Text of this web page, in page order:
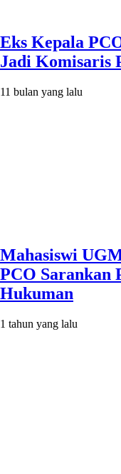
Eks Kepala
Jadi Komisaris
11 bulan yang lalu
Mahasiswi
PCO Sarankan
Hukuman
1 tahun yang lalu